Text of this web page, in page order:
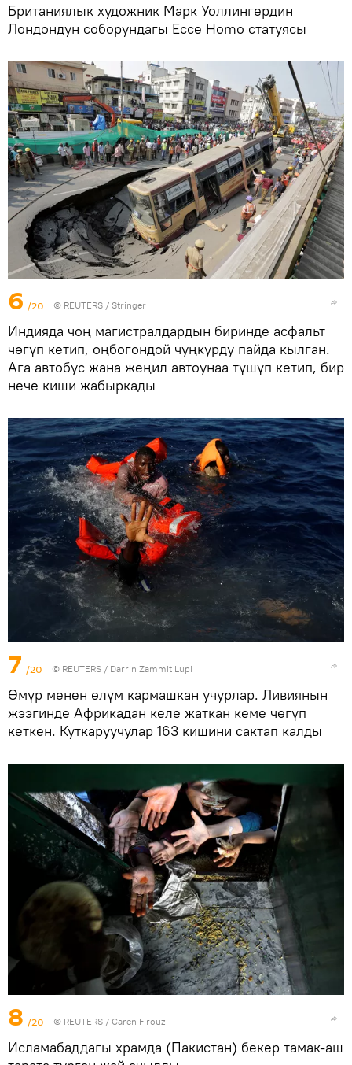
Британиялык художник Марк Уоллингердин
Лондондун соборундагы Ecce Homo статуясы
6 /20 © REUTERS / Stringer
Индияда чоң магистралдардын биринде асфальт
чөгүп кетип, оңбогондой чуңкурду пайда кылган.
Ага автобус жана жеңил автоунаа түшүп кетип, бир
нече киши жабыркады
7 /20 © REUTERS / Darrin Zammit Lupi
Өмүр менен өлүм кармашкан учурлар. Ливиянын
жээгинде Африкадан келе жаткан кеме чөгүп
кеткен. Куткаруучулар 163 кишини сактап калды
8 /20 © REUTERS / Caren Firouz
Исламабаддагы храмда (Пакистан) бекер тамак-аш